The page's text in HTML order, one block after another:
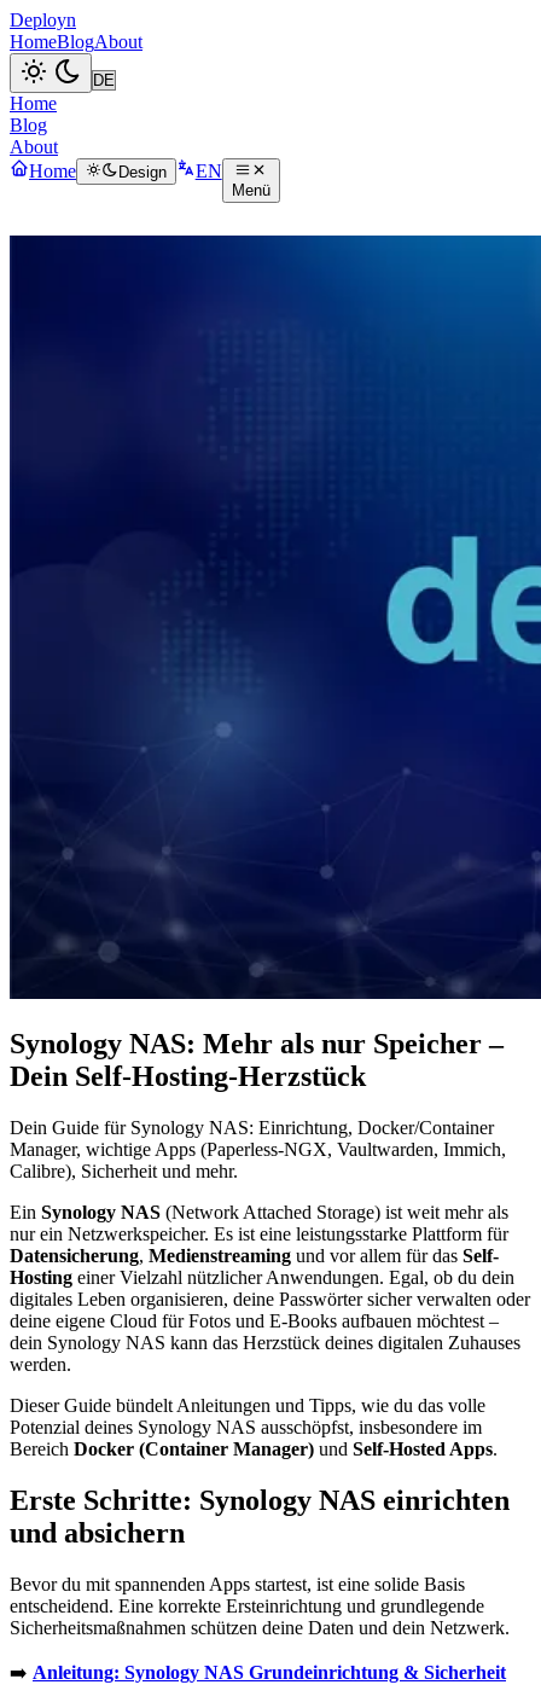
Deployn
HomeBlogAbout
Home
Blog
About
Home
Design EN
Menü
Synology NAS: Mehr als nur Speicher –
Dein Self-Hosting-Herzstück
Dein Guide für Synology NAS: Einrichtung, Docker/Container
Manager, wichtige Apps (Paperless-NGX, Vaultwarden, Immich,
Calibre), Sicherheit und mehr.
Ein Synology NAS (Network Attached Storage) ist weit mehr als
nur ein Netzwerkspeicher. Es ist eine leistungsstarke Plattform für
Datensicherung, Medienstreaming und vor allem für das Self-
Hosting einer Vielzahl nützlicher Anwendungen. Egal, ob du dein
digitales Leben organisieren, deine Passwörter sicher verwalten oder
deine eigene Cloud für Fotos und E-Books aufbauen möchtest –
dein Synology NAS kann das Herzstück deines digitalen Zuhauses
werden.
Dieser Guide bündelt Anleitungen und Tipps, wie du das volle
Potenzial deines Synology NAS ausschöpfst, insbesondere im
Bereich Docker (Container Manager) und Self-Hosted Apps.
Erste Schritte: Synology NAS einrichten
und absichern
Bevor du mit spannenden Apps startest, ist eine solide Basis
entscheidend. Eine korrekte Ersteinrichtung und grundlegende
Sicherheitsmaßnahmen schützen deine Daten und dein Netzwerk.
➡️ Anleitung: Synology NAS Grundeinrichtung & Sicherheit